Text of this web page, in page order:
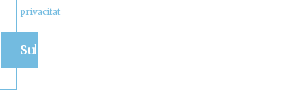
privacitat